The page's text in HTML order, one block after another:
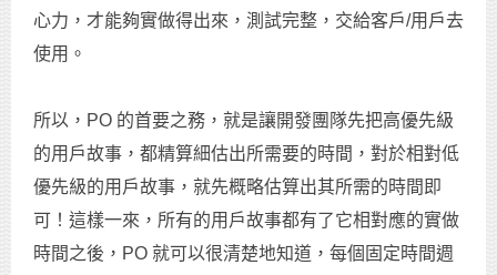
心力，才能夠實做得出來，測試完整，交給客戶/用戶去
使用。
所以，PO 的首要之務，就是讓開發團隊先把高優先級
的用戶故事，都精算細估出所需要的時間，對於相對低
優先級的用戶故事，就先概略估算出其所需的時間即
可！這樣一來，所有的用戶故事都有了它相對應的實做
時間之後，PO 就可以很清楚地知道，每個固定時間週